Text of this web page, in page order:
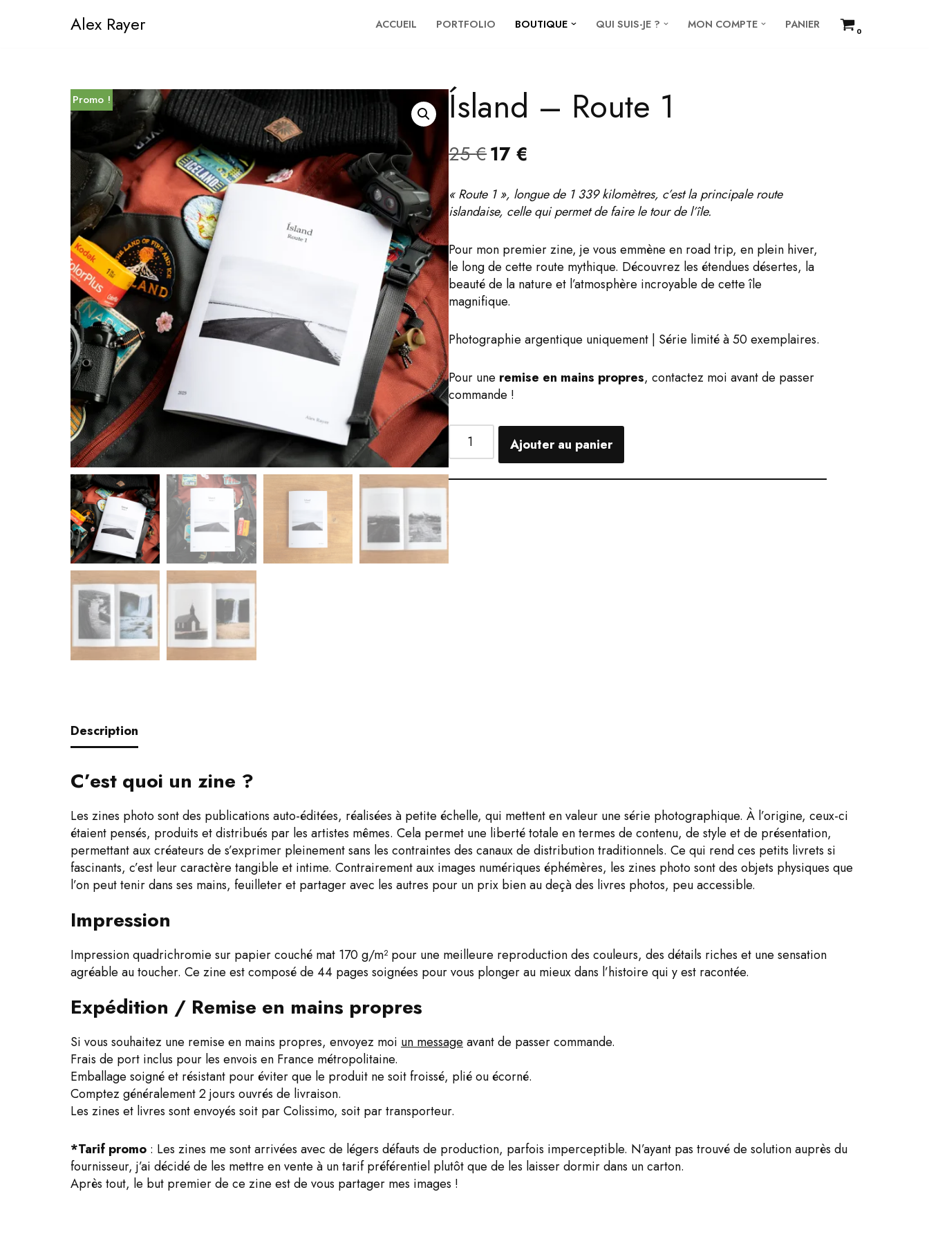
Alex Rayer ACCUEIL PORTFOLIO BOUTIQUE QUI SUIS-JE ? MON COMPTE PANIER 0
Promo ! Ísland – Route 1
25€17 €
« Route 1 », longue de 1 339 kilomètres, c’est la principale route
islandaise, celle qui permet de faire le tour de l’île.
Pour mon premier zine, je vous emmène en road trip, en plein hiver,
le long de cette route mythique. Découvrez les étendues désertes, la
beauté de la nature et l’atmosphère incroyable de cette île
magnifique.
Photographie argentique uniquement | Série limité à 50 exemplaires.
Pour une remise en mains propres,contactez moi avant de passer
commande !
Ajouter au panier
Description
C’est quoi un zine ?
Les zines photo sont des publications auto-éditées, réalisées à petite échelle, qui mettent en valeur une série photographique. À l’origine, ceux-ci
étaient pensés, produits et distribués par les artistes mêmes. Cela permet une liberté totale en termes de contenu, de style et de présentation,
permettant aux créateurs de s’exprimer pleinement sans les contraintes des canaux de distribution traditionnels. Ce qui rend ces petits livrets si
fascinants, c’est leur caractère tangible et intime. Contrairement aux images numériques éphémères, les zines photo sont des objets physiques que
l’on peut tenir dans ses mains, feuilleter et partager avec les autres pour un prix bien au deçà des livres photos, peu accessible.
Impression
Impression quadrichromie sur papier couché mat 170 g/m² pour une meilleure reproduction des couleurs, des détails riches et une sensation
agréable au toucher. Ce zine est composé de 44 pages soignées pour vous plonger au mieux dans l’histoire qui y est racontée.
Expédition / Remise en mains propres
Si vous souhaitez une remise en mains propres, envoyez moi un message avant de passer commande.
Frais de port inclus pour les envois en France métropolitaine.
Emballage soigné et résistant pour éviter que le produit ne soit froissé, plié ou écorné.
Comptez généralement 2 jours ouvrés de livraison.
Les zines et livres sont envoyés soit par Colissimo, soit par transporteur.
*Tarif promo : Les zines me sont arrivées avec de légers défauts de production, parfois imperceptible. N’ayant pas trouvé de solution auprès du
fournisseur, j’ai décidé de les mettre en vente à un tarif préférentiel plutôt que de les laisser dormir dans un carton.
Après tout, le but premier de ce zine est de vous partager mes images !